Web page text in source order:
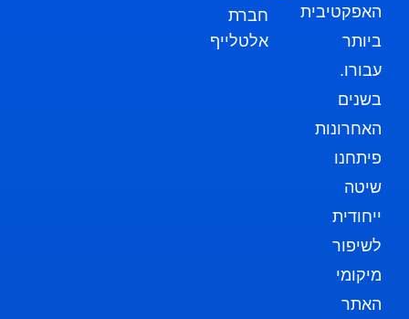
האפקטיבית
ביותר
עבורו.
בשנים
האחרונות
פיתחנו
שיטה
ייחודית
לשיפור
מיקומי
האתר
חברת
אלטלייף